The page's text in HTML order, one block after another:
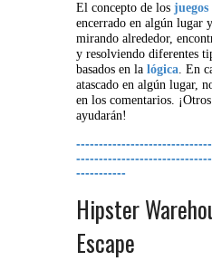
El concepto de los juegos
encerrado en algún lugar
mirando alrededor,
y resolviendo diferentes
basados en la lógica. En
atascado en algún lugar,
en los comentarios.
ayudarán!
-----------
Hipster
Escape